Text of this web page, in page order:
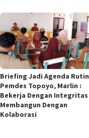
Briefing Jadi Agenda Rutin
Pemdes Topoyo, Marlin :
Bekerja Dengan Integritas
Membangun Dengan
Kolaborasi